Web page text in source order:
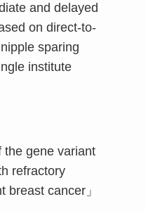
and delayed
on direct-to-
sparing
institute
the gene variant
refractory
breast cancer」